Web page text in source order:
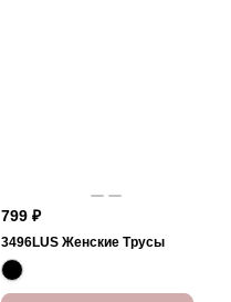
799 ₽
3496LUS Женские Трусы